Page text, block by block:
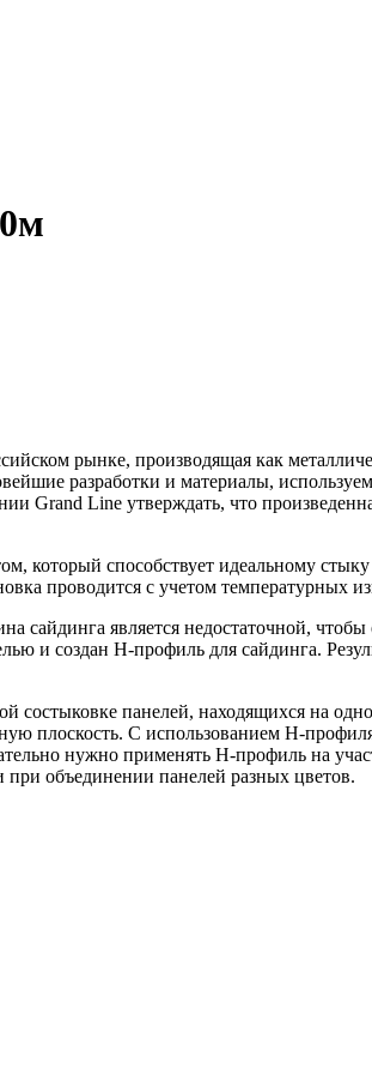
рынке, производящая как
разработки и материалы,
Grand Line утверждать, что
который способствует идеальному
проводится с учетом температурных
сайдинга является недостаточной,
и создан H-профиль для сайдинга.
состыковке панелей, находящихся на
плоскость. С использованием H-
нужно применять H-профиль на
объединении панелей разных цветов.